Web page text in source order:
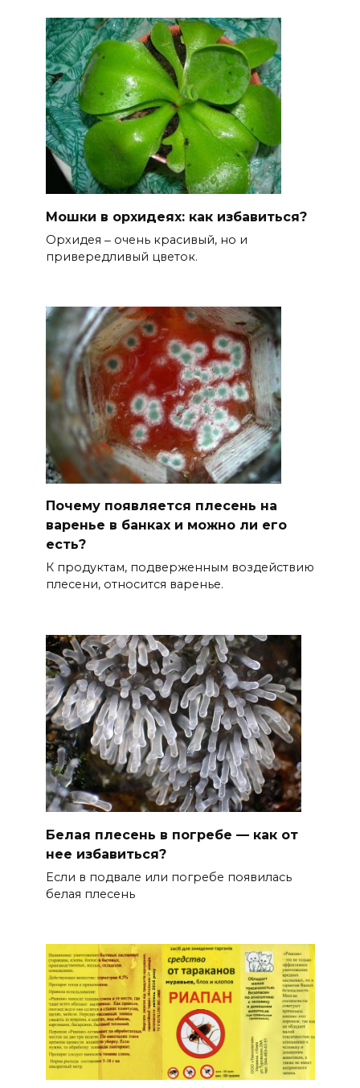
Мошки в орхидеях: как избавиться?
Орхидея ‒ очень красивый, но и
привередливый цветок.
Почему появляется плесень на
варенье в банках и можно ли его
есть?
К продуктам, подверженным воздействию
плесени, относится варенье.
Белая плесень в погребе — как от
нее избавиться?
Если в подвале или погребе появилась
белая плесень